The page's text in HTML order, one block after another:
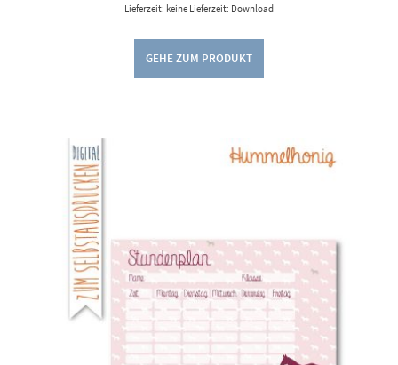
Lieferzeit: keine Lieferzeit: Download
GEHE ZUM PRODUKT